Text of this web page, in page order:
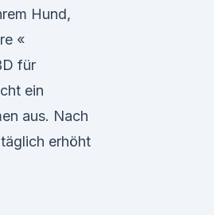
Hund,
«
für
ein
aus. Nach
erhöht